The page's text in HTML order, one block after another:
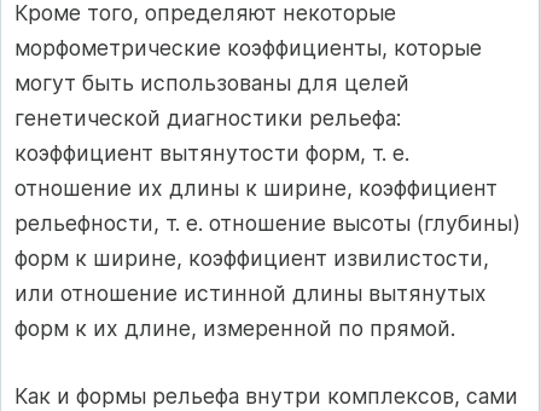
Кроме того, определяют некоторые
морфометрические коэффициенты, которые
могут быть использованы для целей
генетической диагностики рельефа:
коэффициент вытянутости форм, т. е.
отношение их длины к ширине, коэффициент
рельефности, т. е. отношение высоты (глубины)
форм к ширине, коэффициент извилистости,
или отношение истинной длины вытянутых
форм к их длине, измеренной по прямой.
Как и формы рельефа внутри комплексов, сами